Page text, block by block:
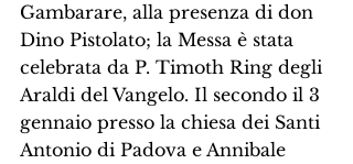
Gambarare, alla presenza di don
Dino Pistolato; la Messa è stata
celebrata da P. Timoth Ring degli
Araldi del Vangelo. Il secondo il 3
gennaio presso la chiesa dei Santi
Antonio di Padova e Annibale